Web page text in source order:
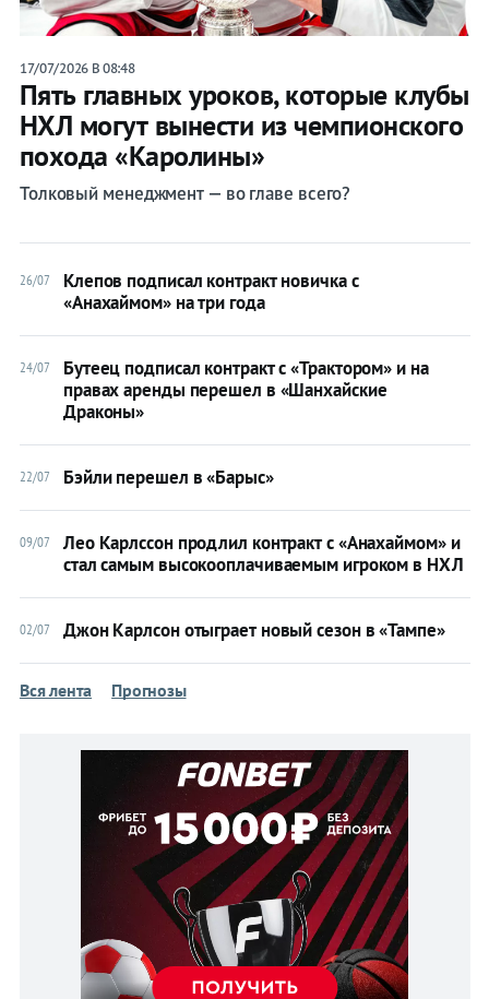
17/07/2026 В 08:48
Пять главных уроков, которые клубы
НХЛ могут вынести из чемпионского
похода «Каролины»
Толковый менеджмент — во главе всего?
26/07
Клепов подписал контракт новичка с
«Анахаймом» на три года
24/07
Бутеец подписал контракт с «Трактором» и на
правах аренды перешел в «Шанхайские
Драконы»
22/07 Бэйли перешел в «Барыс»
09/07
Лео Карлссон продлил контракт с «Анахаймом» и
стал самым высокооплачиваемым игроком в НХЛ
02/07 Джон Карлсон отыграет новый сезон в «Тампе»
Вся лента Прогнозы
Всё
Лента
Прогнозы
Вся
лента
КХЛ
НХЛ
ЧМ-2025
Евротур
МЧМ-2025
Теннис
Прочие